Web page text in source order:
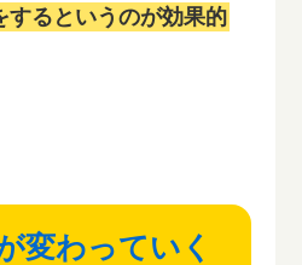
するというのが効果的
変わっていく